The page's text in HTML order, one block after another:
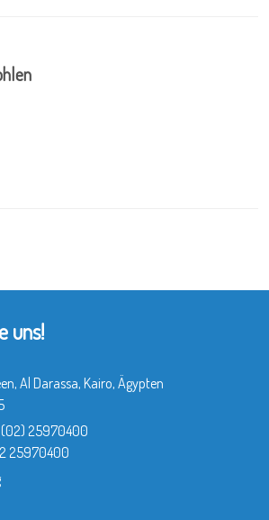
uns!
Al Darassa, Kairo, Ägypten
(02) 25970400
25970400